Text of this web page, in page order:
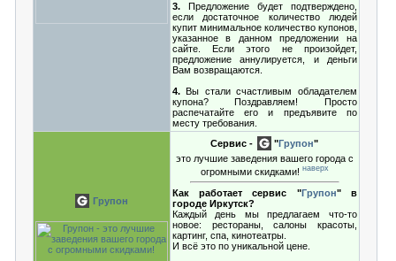
3. Предложение будет подтверждено,
если достаточное количество людей
купит минимальное количество купонов,
указанное в данном предложении на
сайте. Если этого не произойдет,
предложение аннулируется, и деньги
Вам возвращаются.
4. Вы стали счастливым обладателем
купона? Поздравляем! Просто
распечатайте его и предъявите по
месту требования.
Групон
Сервис - "Групон"
это лучшие заведения вашего города с
огромными скидками! наверх
Как работает сервис "Групон" в
городе Иркутск?
Каждый день мы предлагаем что-то
новое: рестораны, салоны красоты,
картинг, спа, кинотеатры.
И всё это по уникальной цене.